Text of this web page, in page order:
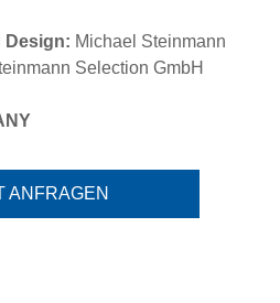
Design: Michael Steinmann
Selection GmbH
ANFRAGEN